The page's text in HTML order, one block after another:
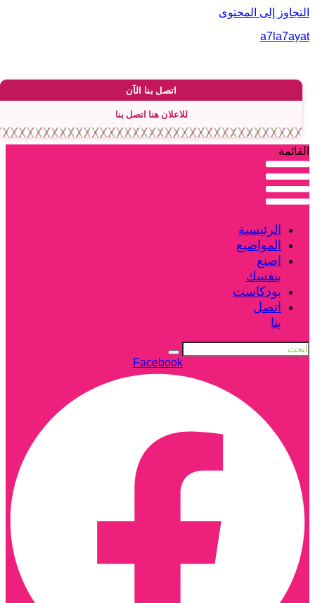
إلى المحتوى
اتصل بنا الآن
للاعلان هنا اتصل بنا
الرئيسية
المواضيع
اصنع
بنفسك
بودكاست
اتصل
بنا
Facebook